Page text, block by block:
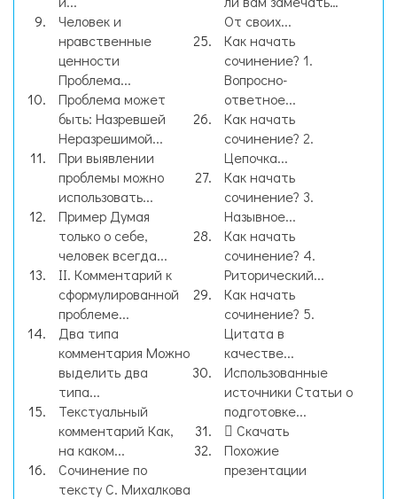
Человек и
нравственные
ценности
Проблема...
Проблема может
быть: Назревшей
Неразрешимой...
При выявлении
проблемы можно
использовать...
Пример Думая
только о себе,
человек всегда...
II. Комментарий к
сформулированной
проблеме...
Два типа
комментария Можно
выделить два
типа...
Текстуальный
комментарий Как,
на каком...
Сочинение по
тексту С. Михалкова
От своих...
Как начать
сочинение? 1.
Вопросно-
ответное...
Как начать
сочинение? 2.
Цепочка...
Как начать
сочинение? 3.
Назывное...
Как начать
сочинение? 4.
Риторический...
Как начать
сочинение? 5.
Цитата в
качестве...
Использованные
источники Статьи о
подготовке...
Скачать
Похожие
презентации